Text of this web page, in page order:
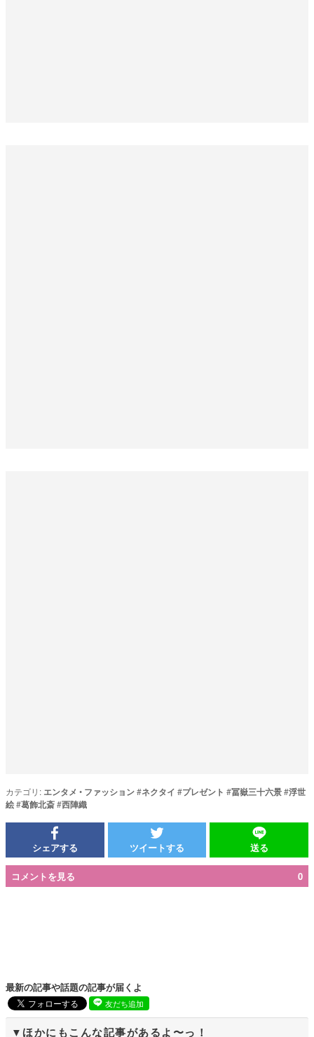
カテゴリ: エンタメ • ファッション#ネクタイ #プレゼント #冨嶽三十六景#浮世
絵#葛飾北斎#西陣織
シェアする ツイートする 送る
コメントを見る 0
最新の記事や話題の記事が届くよ
友だち追加
ほかにもこんな記事があるよ〜っ！